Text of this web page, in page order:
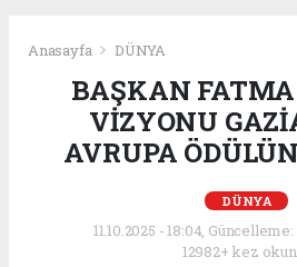
Anasayfa DÜNYA
BAŞKAN
VİZYONU
AVRUPA
DÜNYA
11.10.2025 - 18:04, Güncelleme:
12982+ kez